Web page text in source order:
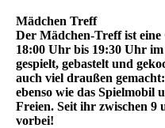
Mädchen Treff
Der Mädchen-Treff ist eine
18:00 Uhr bis 19:30 Uhr
gespielt, gebastelt und
auch viel draußen
ebenso wie das Spielmobil
Freien. Seit ihr zwischen 9
vorbei!